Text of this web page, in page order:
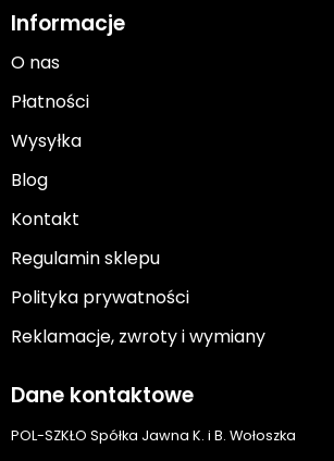
Informacje
O nas
Płatności
Wysyłka
Blog
Kontakt
Regulamin sklepu
Polityka prywatności
Reklamacje, zwroty i wymiany
Dane kontaktowe
POL-SZKŁO Spółka Jawna K. i B. Wołoszka